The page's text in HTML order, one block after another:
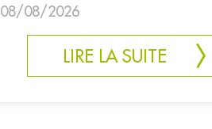
08/08/2026
LIRE LA SUITE